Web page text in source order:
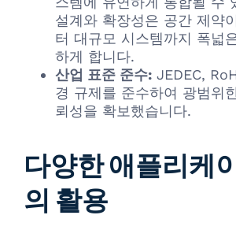
설계와 확장성은 공간 제약
터 대규모 시스템까지 폭넓
하게 합니다.
산업 표준 준수: JEDEC,
경 규제를 준수하여 광범위
뢰성을 확보했습니다.
다양한 애플리케
의 활용